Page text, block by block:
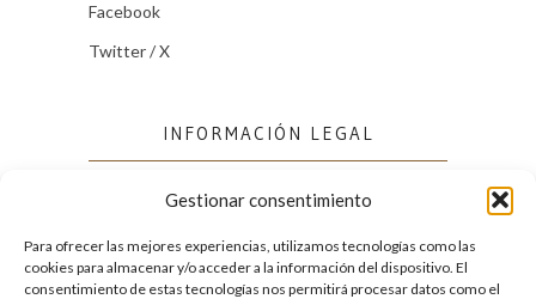
Gestionar consentimiento
Para ofrecer las mejores experiencias, utilizamos tecnologías como las
cookies para almacenar y/o acceder a la información del dispositivo. El
consentimiento de estas tecnologías nos permitirá procesar datos como el
Facebook
Twitter / X
INFORMACIÓN LEGAL
Política de cookies (UE)
Política de privacidad